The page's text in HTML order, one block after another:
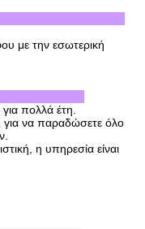
με την εσωτερική
πολλά έτη.
για να παραδώσετε όλο
η υπηρεσία είναι